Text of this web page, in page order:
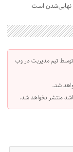
نهایی‌شدن است
تیم مدیریت در وب
شد.
منتشر نخواهد شد.